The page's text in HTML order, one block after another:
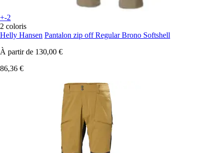
+-2
2 coloris
Helly Hansen Pantalon zip off Regular Brono Softshell
À partir de 130,00 €
86,36 €